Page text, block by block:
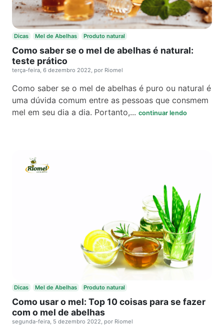
Dicas Mel de Abelhas Produto natural
Como saber se o mel de abelhas é natural:
teste prático
terça-feira, 6 dezembro 2022, por Riomel
Como saber se o mel de abelhas é puro ou natural é
uma dúvida comum entre as pessoas que consmem
mel em seu dia a dia. Portanto,... continuar lendo
Dicas Mel de Abelhas Produto natural
Como usar o mel: Top 10 coisas para se fazer
com o mel de abelhas
segunda-feira, 5 dezembro 2022, por Riomel